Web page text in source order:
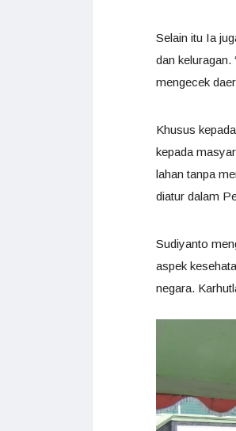
Selain itu Ia
dan keluragan.
mengecek
Khusus
kepada
lahan tanpa
diatur dalam
Sudiyanto
aspek
negara.